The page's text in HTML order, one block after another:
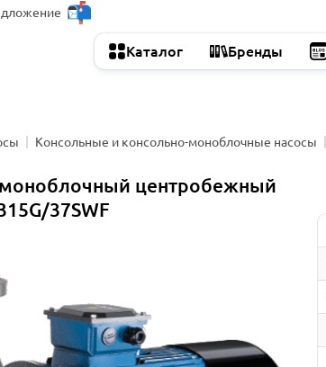
Каталог Бренды
Консольные и консольно-моноблочные насосы
моноблочный центробежный
37SWF